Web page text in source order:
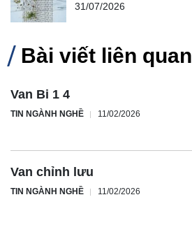
31/07/2026
Bài viết liên quan
Van Bi 1 4
TIN NGÀNH NGHỀ 11/02/2026
Van chỉnh lưu
TIN NGÀNH NGHỀ 11/02/2026